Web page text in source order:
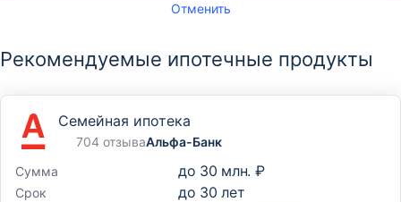
Отменить
Рекомендуемые ипотечные продукты
Семейная ипотека
704 отзываАльфа-Банк
Сумма
до 30 млн. ₽
Срок до 30 лет